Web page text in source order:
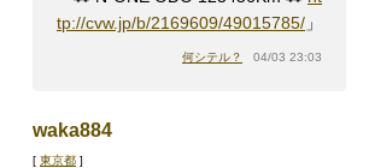
tp://cvw.jp/b/2169609/49015785/ 」
何シテル？ 04/03 23:03
waka884
[ 東京都 ]